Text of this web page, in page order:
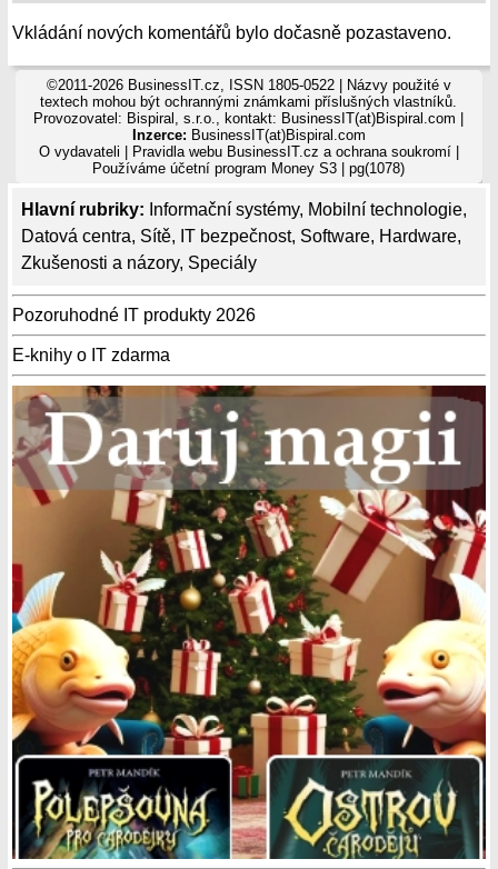
Hlavní rubriky: Informační systémy, Mobilní technologie,
Datová centra, Sítě, IT bezpečnost, Software, Hardware,
Zkušenosti a názory, Speciály
Pozoruhodné IT produkty 2026
E-knihy o IT zdarma
Vkládání nových komentářů bylo dočasně pozastaveno.
©2011-2026 BusinessIT.cz, ISSN 1805-0522 | Názvy použité v
textech mohou být ochrannými známkami příslušných vlastníků.
Provozovatel: Bispiral, s.r.o., kontakt: BusinessIT(at)Bispiral.com |
Inzerce: BusinessIT(at)Bispiral.com
O vydavateli
Pravidla webu BusinessIT.cz a ochrana soukromí|
Používámeúčetní program Money S3 | pg(1078)